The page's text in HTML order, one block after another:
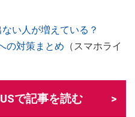
い人が増えている？
の対策まとめ （スマホライ
で記事を読む